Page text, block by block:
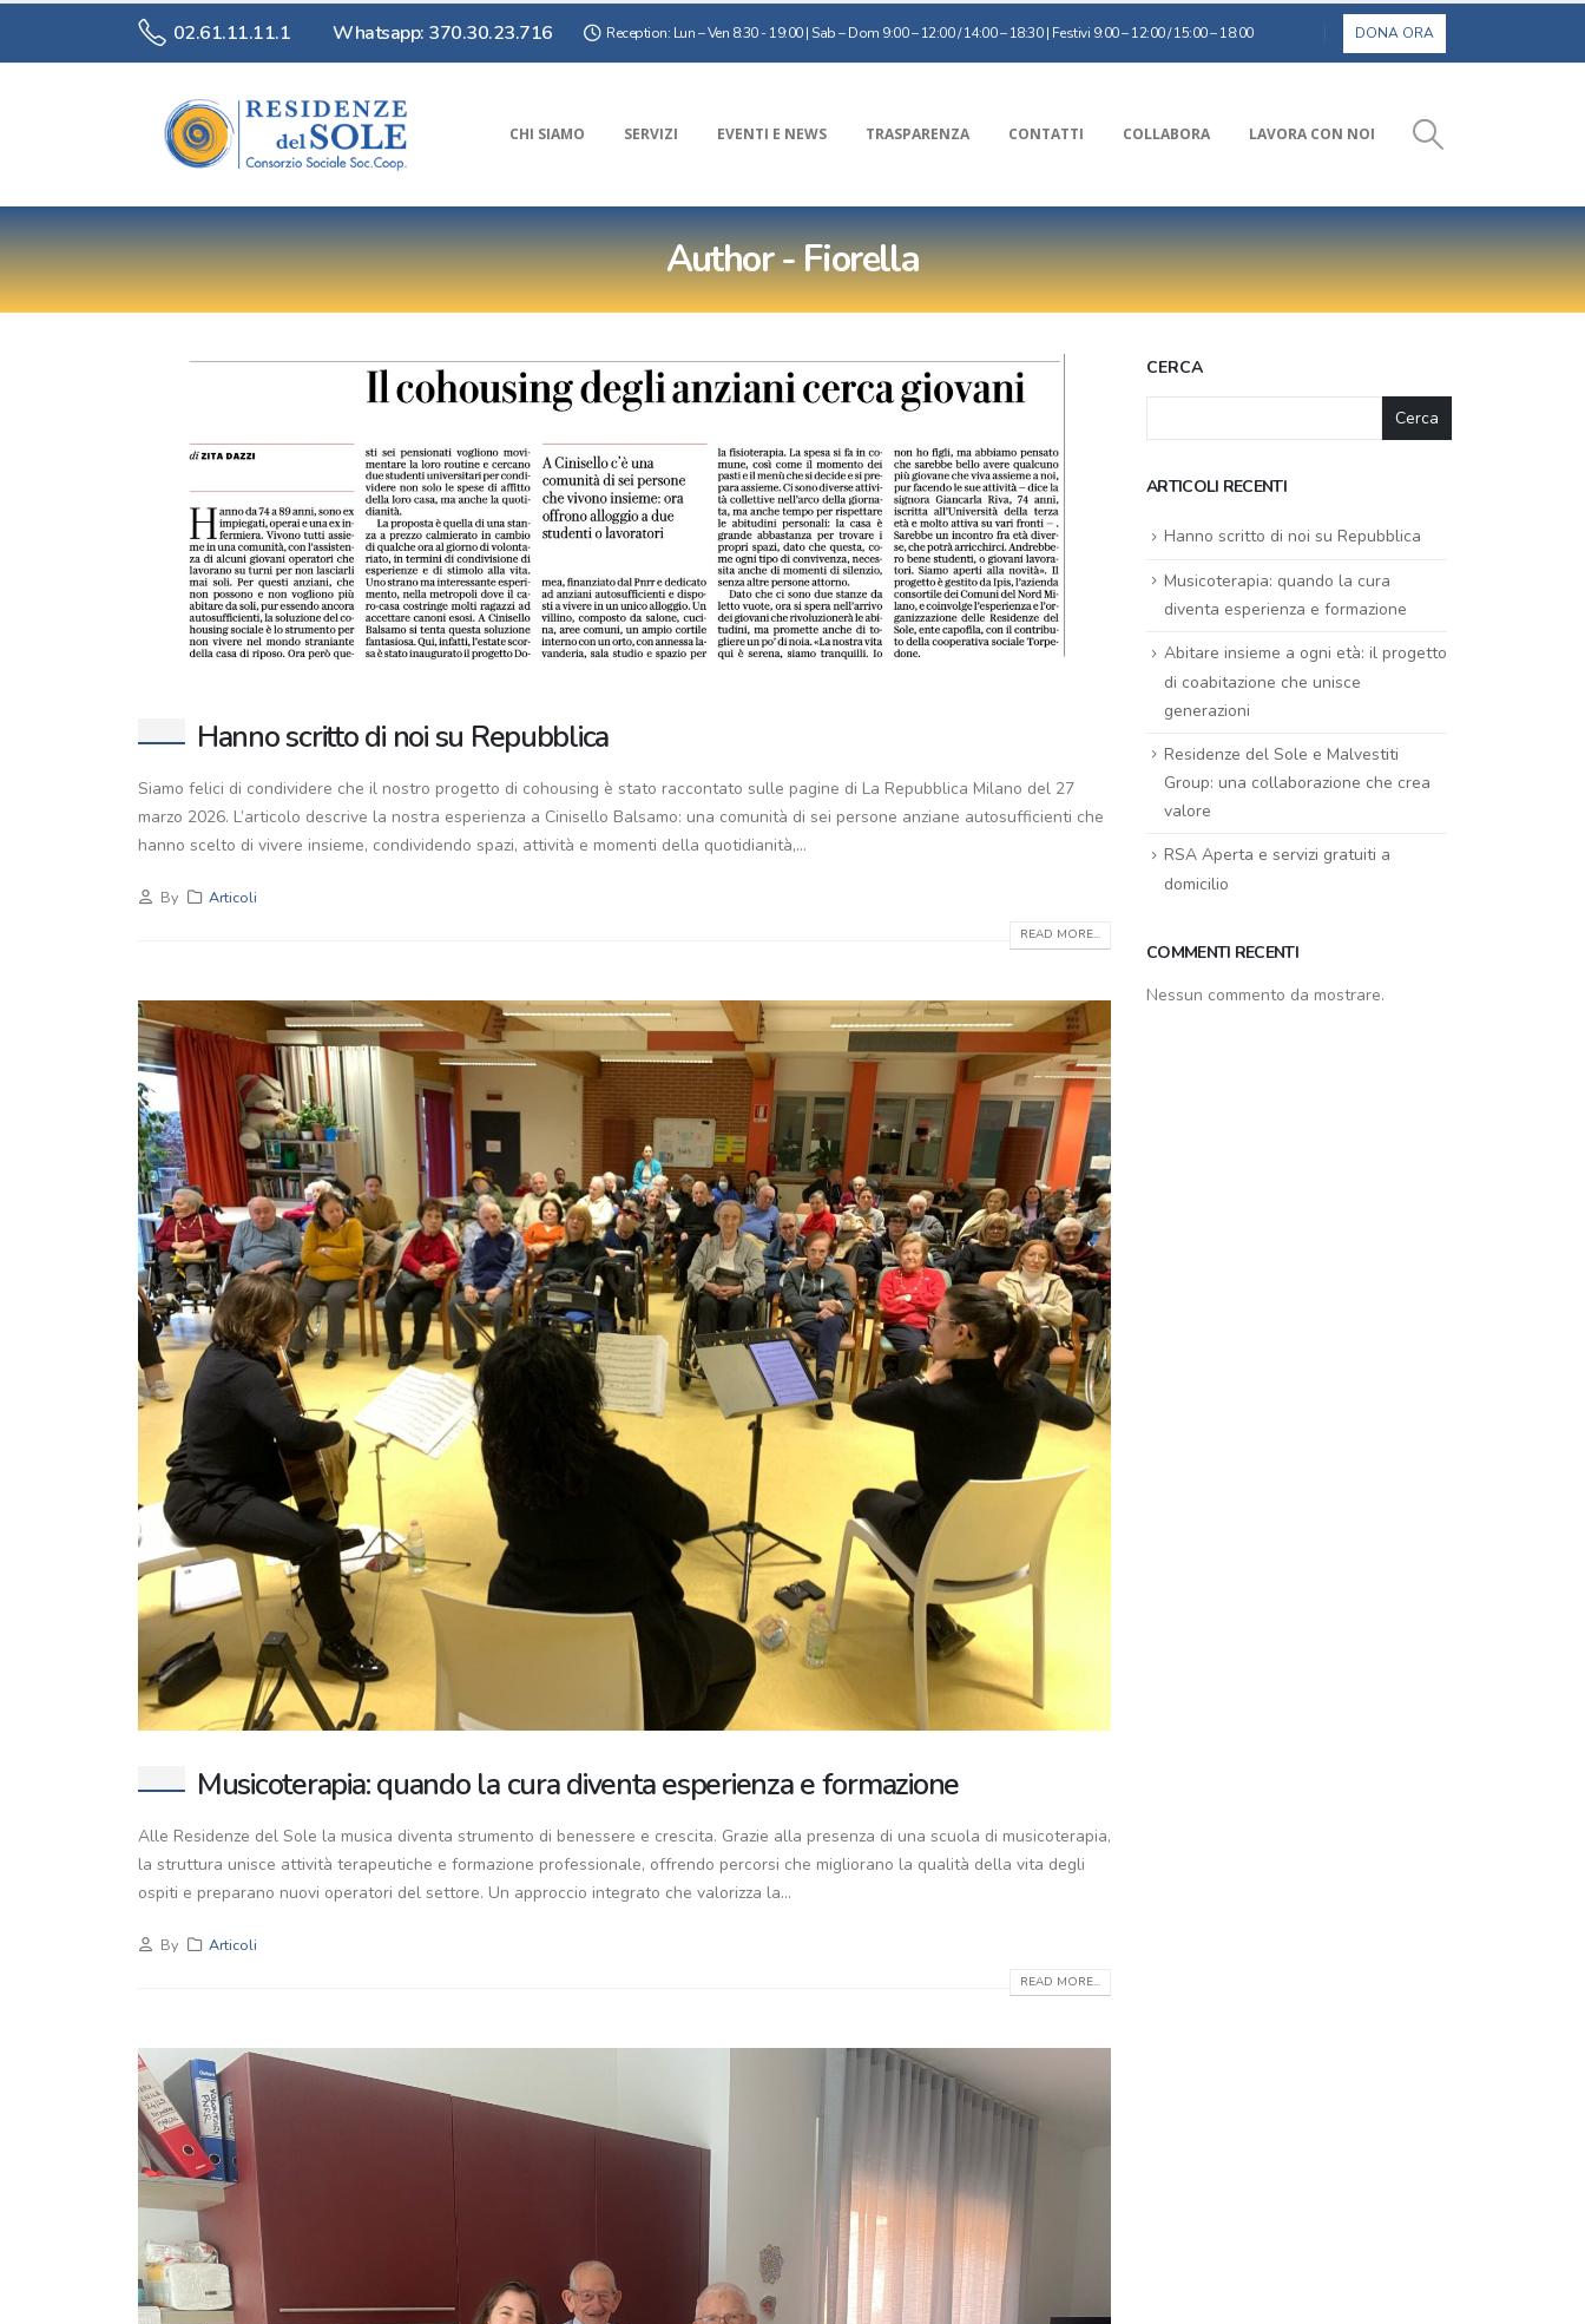
02.61.11.11.1 Whatsapp: 370.30.23.716 Reception: Lun – Ven 8:30 - 19:00 | Sab – Dom 9:00 – 12:00 / 14:00 – 18:30 | Festivi 9:00 – 12:00 / 15:00 – 18:00
CHI SIAMO SERVIZI EVENTI E NEWS TRASPARENZA CONTATTI COLLABORA LAVORA CON NOI
Author - Fiorella
Hanno scritto di noi su Repubblica
Siamo felici di condividere che il nostro progetto di cohousing è stato raccontato sulle pagine di La Repubblica Milano del 27
marzo 2026. L’articolo descrive la nostra esperienza a Cinisello Balsamo: una comunità di sei persone anziane autosufficienti che
hanno scelto di vivere insieme, condividendo spazi, attività e momenti della quotidianità,...
By Articoli
READ MORE...
Musicoterapia: quando la cura diventa esperienza e formazione
Alle Residenze del Sole la musica diventa strumento di benessere e crescita. Grazie alla presenza di una scuola di musicoterapia,
la struttura unisce attività terapeutiche e formazione professionale, offrendo percorsi che migliorano la qualità della vita degli
ospiti e preparano nuovi operatori del settore. Un approccio integrato che valorizza la...
By Articoli
READ MORE...
CERCA
Cerca
ARTICOLI RECENTI
Hanno scritto di noi su Repubblica
Musicoterapia: quando la cura
diventa esperienza e formazione
Abitare insieme a ogni età: il progetto
di coabitazione che unisce
generazioni
Residenze del Sole e Malvestiti
Group: una collaborazione che crea
valore
RSA Aperta e servizi gratuiti a
domicilio
COMMENTI RECENTI
Nessun commento da mostrare.